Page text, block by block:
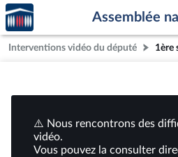
Aller au contenu
Aller en bas de la page
Accèder
à la
page
d'accueil
Assemblée
Interventions vidéo du député
⚠️ Nous rencontrons des
vidéo.
Vous pouvez la consulter